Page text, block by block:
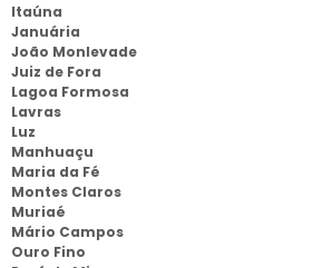
Itaúna
Januária
João Monlevade
Juiz de Fora
Lagoa Formosa
Lavras
Luz
Manhuaçu
Maria da Fé
Montes Claros
Muriaé
Mário Campos
Ouro Fino